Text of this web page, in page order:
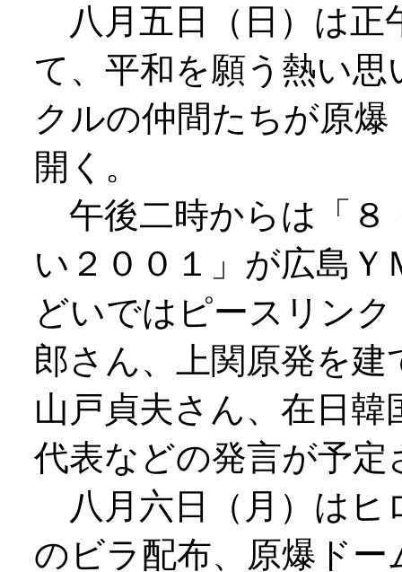
八月五日（日）は正
て、平和を願う熱い
クルの仲間たちが原
開く。
午後二時からは「８
い２００１」が広島
どいではピースリン
郎さん、上関原発を
山戸貞夫さん、在日
代表などの発言が予定
八月六日（月）はヒ
のビラ配布、原爆ド